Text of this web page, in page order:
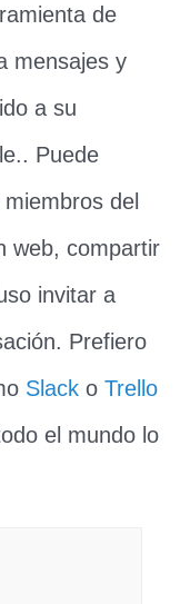
de
mensajes y
a su
Puede
del
web, compartir
invitar a
Prefiero
Slack oTrello
el mundo lo